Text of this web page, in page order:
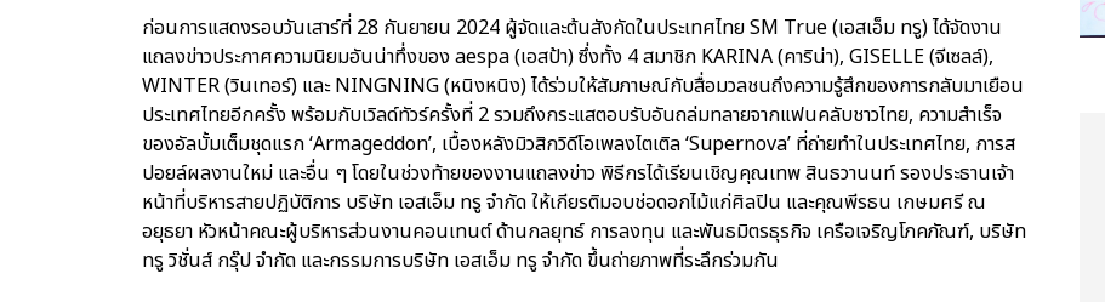
ก่อนการแสดงรอบวันเสาร์ที่ 28 กันยายน 2024 ผู้จัดและต้นสังกัดในประเทศไทย SM True (เอสเอ็ม ทรู) ได้จัดงาน
แถลงข่าวประกาศความนิยมอันน่าทึ่งของ aespa (เอสป้า) ซึ่งทั้ง 4 สมาชิก KARINA (คาริน่า), GISELLE (จีเซลล์),
WINTER (วินเทอร์) และ NINGNING (หนิงหนิง) ได้ร่วมให้สัมภาษณ์กับสื่อมวลชนถึงความรู้สึกของการกลับมาเยือน
ประเทศไทยอีกครั้ง พร้อมกับเวิลด์ทัวร์ครั้งที่ 2 รวมถึงกระแสตอบรับอันถล่มทลายจากแฟนคลับชาวไทย, ความสำเร็จ
ของอัลบั้มเต็มชุดแรก ‘Armageddon’, เบื้องหลังมิวสิกวิดีโอเพลงไตเติล ‘Supernova’ ที่ถ่ายทำในประเทศไทย, การส
ปอยล์ผลงานใหม่ และอื่น ๆ โดยในช่วงท้ายของงานแถลงข่าว พิธีกรได้เรียนเชิญคุณเทพ สินธวานนท์ รองประธานเจ้า
หน้าที่บริหารสายปฏิบัติการ บริษัท เอสเอ็ม ทรู จำกัด ให้เกียรติมอบช่อดอกไม้แก่ศิลปิน และคุณพีรธน เกษมศรี ณ
อยุธยา หัวหน้าคณะผู้บริหารส่วนงานคอนเทนต์ ด้านกลยุทธ์ การลงทุน และพันธมิตรธุรกิจ เครือเจริญโภคภัณฑ์, บริษัท
ทรู วิชั่นส์ กรุ๊ป จำกัด และกรรมการบริษัท เอสเอ็ม ทรู จำกัด ขึ้นถ่ายภาพที่ระลึกร่วมกัน